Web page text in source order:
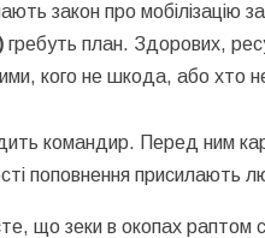
закон про мобілізацію
гребуть план. Здорових,
кого не шкода, або хто
командир. Перед ним
поповнення присилають
що зеки в окопах раптом